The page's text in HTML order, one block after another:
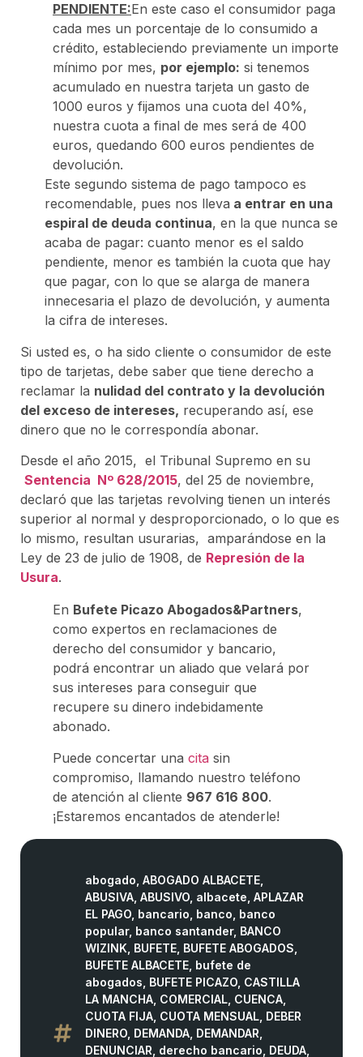
PENDIENTE:En este caso el consumidor paga
cada mes un porcentaje de lo consumido a
crédito, estableciendo previamente un importe
mínimo por mes, por ejemplo: si tenemos
acumulado en nuestra tarjeta un gasto de
1000 euros y fijamos una cuota del 40%,
nuestra cuota a final de mes será de 400
euros, quedando 600 euros pendientes de
devolución.
Este segundo sistema de pago tampoco es
recomendable, pues nos lleva a entrar en una
espiral de deuda continua, en la que nunca se
acaba de pagar: cuanto menor es el saldo
pendiente, menor es también la cuota que hay
que pagar, con lo que se alarga de manera
innecesaria el plazo de devolución, y aumenta
la cifra de intereses.
Si usted es, o ha sido cliente o consumidor de este
tipo de tarjetas, debe saber que tiene derecho a
reclamar la nulidad del contrato y la devolución
del exceso de intereses, recuperando así, ese
dinero que no le correspondía abonar.
Desde el año 2015, el Tribunal Supremo en su
Sentencia Nº 628/2015, del 25 de noviembre,
declaró que las tarjetas revolving tienen un interés
superior al normal y desproporcionado, o lo que es
lo mismo, resultan usurarias, amparándose en la
Ley de 23 de julio de 1908, de Represión de la
Usura.
En Bufete Picazo Abogados&Partners,
como expertos en reclamaciones de
derecho del consumidor y bancario,
podrá encontrar un aliado que velará por
sus intereses para conseguir que
recupere su dinero indebidamente
abonado.
Puede concertar una cita sin
compromiso, llamando nuestro teléfono
de atención al cliente 967 616 800.
¡Estaremos encantados de atenderle!
abogado ABOGADO ALBACETE
ABUSIVA ABUSIVO albacete APLAZAR
EL PAGO bancario banco banco
popular, banco santander, BANCO
WIZINK BUFETE BUFETE ABOGADOS
BUFETE ALBACETE bufete de
abogados BUFETE PICAZO CASTILLA
LA MANCHA COMERCIAL CUENCA
CUOTA FIJA CUOTA MENSUAL DEBER
DINERO DEMANDA DEMANDAR
DENUNCIAR derecho bancario DEUDA